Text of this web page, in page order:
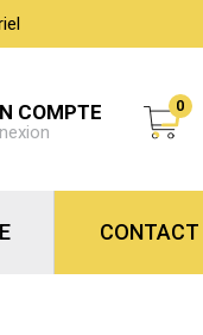
COMPTE 0
CONTACT